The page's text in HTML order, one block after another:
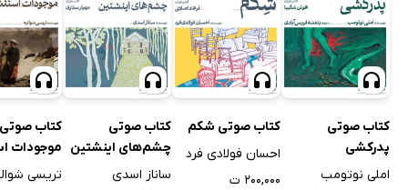
کتاب صوتی
پدرکشی
املی نوتومب
کتاب صوتی شکم
احسان فولادی فرد
۲۰۰,۰۰۰ ت
کتاب صوتی
چشم‌های اینشتین
ساناز اسدی
کتاب صوتی
موجودات
تریسی